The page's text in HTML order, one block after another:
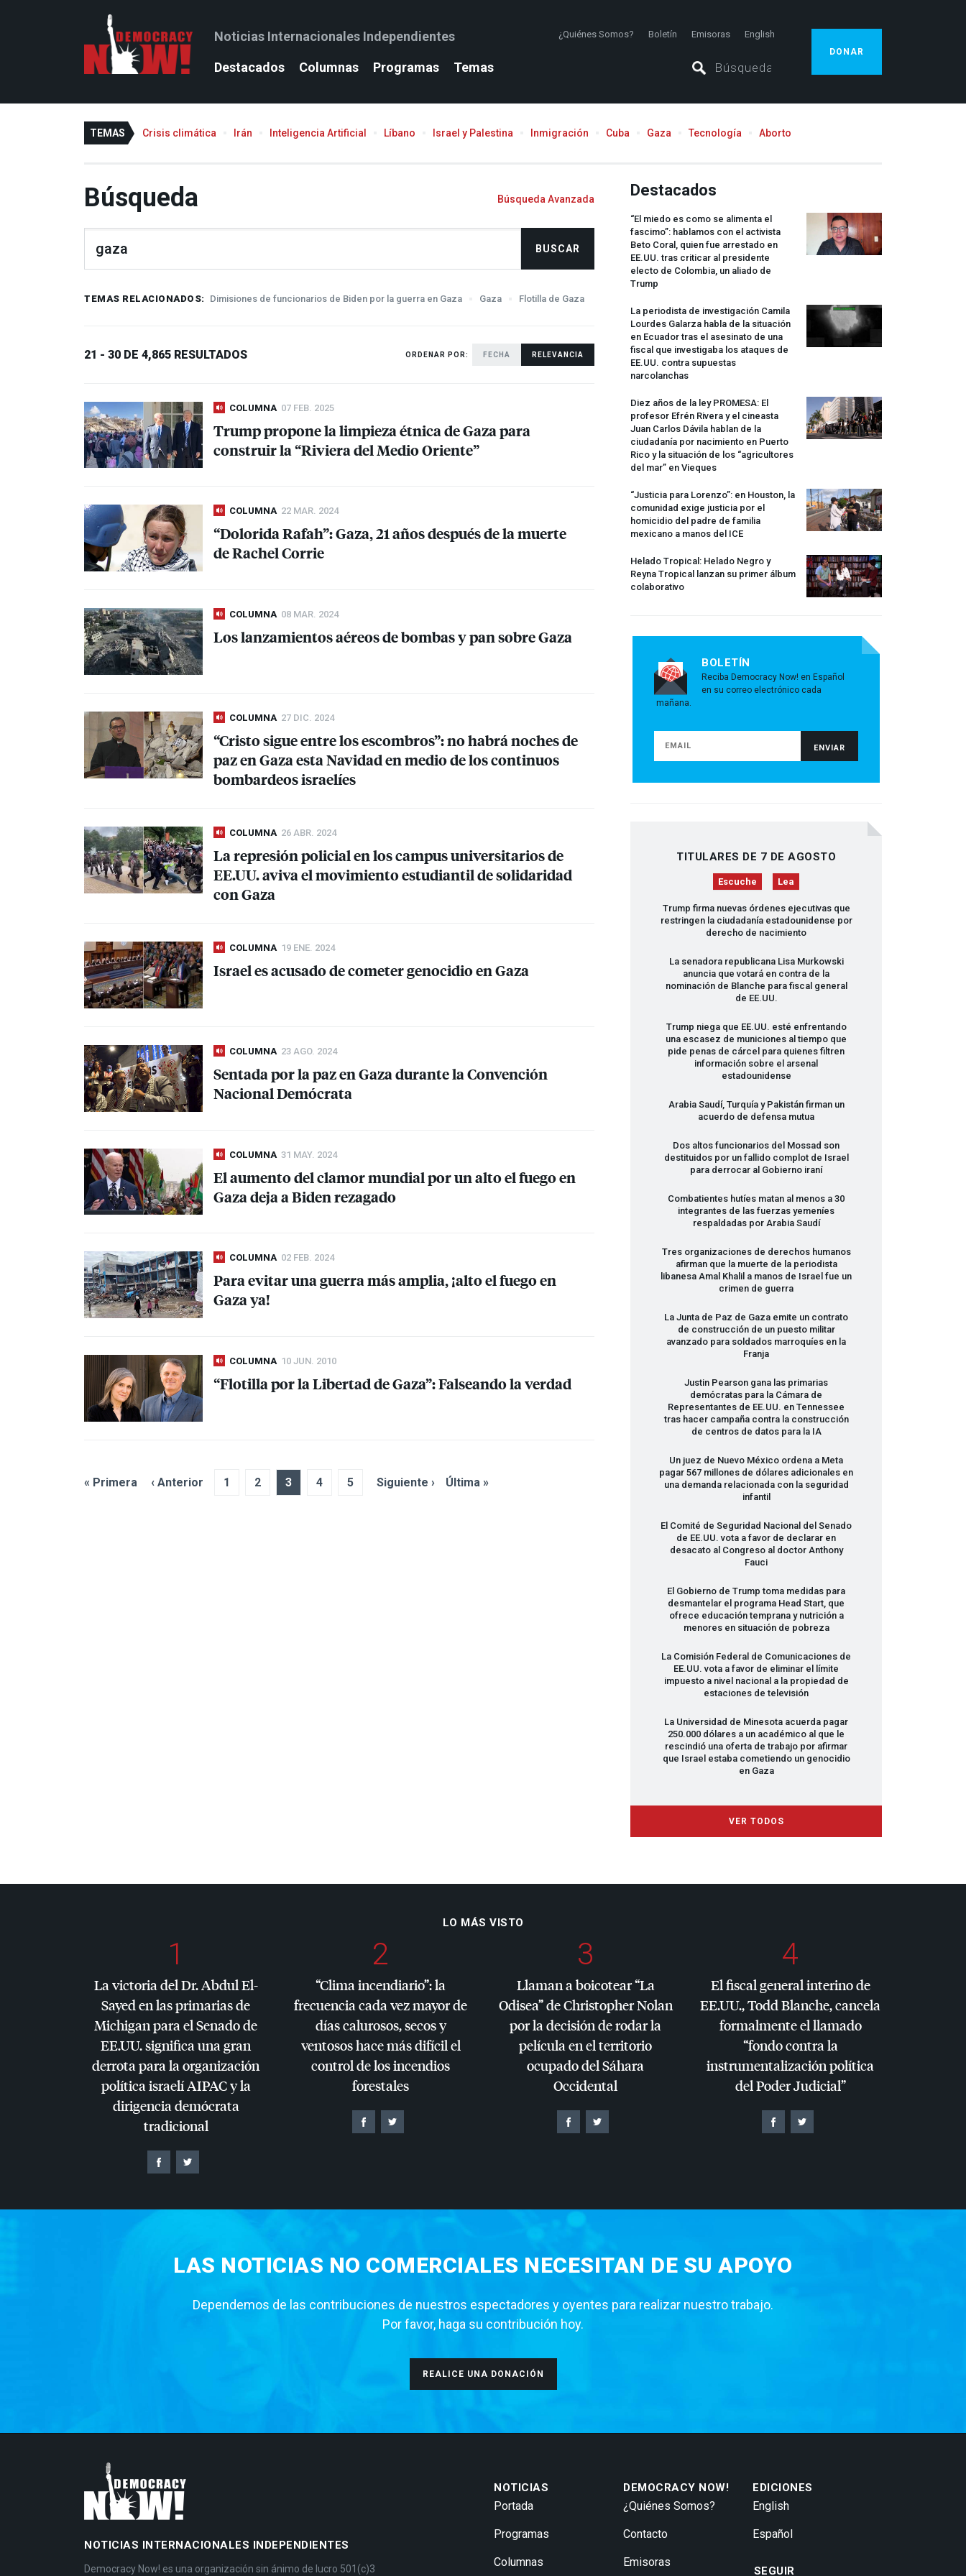
Noticias Internacionales Independientes ¿Quiénes Somos? Boletín Emisoras English
Destacados Columnas Programas Temas
DONAR
TEMAS Crisis climática Irán Inteligencia Artificial Líbano Israel y Palestina Inmigración Cuba Gaza Tecnología Aborto
Búsqueda Búsqueda Avanzada
TEMAS RELACIONADOS Dimisiones de funcionarios de Biden por la guerra en Gaza Gaza Flotilla de Gaza
21 - 30 DE 4,865 RESULTADOS ORDENAR POR: FECHA RELEVANCIA
COLUMNA 07 FEB. 2025
Trump propone la limpieza étnica de Gaza para
construir la “Riviera del Medio Oriente”
COLUMNA 22 MAR. 2024
“Dolorida Rafah”: Gaza, 21 años después de la muerte
de Rachel Corrie
COLUMNA 08 MAR. 2024
Los lanzamientos aéreos de bombas y pan sobre Gaza
COLUMNA 27 DIC. 2024
“Cristo sigue entre los escombros”: no habrá noches de
paz en Gaza esta Navidad en medio de los continuos
bombardeos israelíes
COLUMNA 26 ABR. 2024
La represión policial en los campus universitarios de
EE.UU. aviva el movimiento estudiantil de solidaridad
con Gaza
COLUMNA 19 ENE. 2024
Israel es acusado de cometer genocidio en Gaza
COLUMNA 23 AGO. 2024
Sentada por la paz en Gaza durante la Convención
Nacional Demócrata
COLUMNA 31 MAY. 2024
El aumento del clamor mundial por un alto el fuego en
Gaza deja a Biden rezagado
COLUMNA 02 FEB. 2024
Para evitar una guerra más amplia, ¡alto el fuego en
Gaza ya!
COLUMNA 10 JUN. 2010
“Flotilla por la Libertad de Gaza”: Falseando la verdad
« Primera ‹ Anterior 1 2 3 4 5 Siguiente › Última »
Destacados
“El miedo es como se alimenta el
fascimo”: hablamos con el activista
Beto Coral, quien fue arrestado en
EE.UU. tras criticar al presidente
electo de Colombia, un aliado de
Trump
La periodista de investigación Camila
Lourdes Galarza habla de la situación
en Ecuador tras el asesinato de una
fiscal que investigaba los ataques de
EE.UU. contra supuestas
narcolanchas
Diez años de la ley PROMESA: El
profesor Efrén Rivera y el cineasta
Juan Carlos Dávila hablan de la
ciudadanía por nacimiento en Puerto
Rico y la situación de los “agricultores
del mar” en Vieques
“Justicia para Lorenzo”: en Houston, la
comunidad exige justicia por el
homicidio del padre de familia
mexicano a manos del ICE
Helado Tropical: Helado Negro y
Reyna Tropical lanzan su primer álbum
colaborativo
BOLETÍN
Reciba Democracy Now! en Español
en su correo electrónico cada
mañana.
TITULARES DE 7 DE AGOSTO
Escuche Lea
Trump firma nuevas órdenes ejecutivas que
restringen la ciudadanía estadounidense por
derecho de nacimiento
La senadora republicana Lisa Murkowski
anuncia que votará en contra de la
nominación de Blanche para fiscal general
de EE.UU.
Trump niega que EE.UU. esté enfrentando
una escasez de municiones al tiempo que
pide penas de cárcel para quienes filtren
información sobre el arsenal
estadounidense
Arabia Saudí, Turquía y Pakistán firman un
acuerdo de defensa mutua
Dos altos funcionarios del Mossad son
destituidos por un fallido complot de Israel
para derrocar al Gobierno iraní
Combatientes hutíes matan al menos a 30
integrantes de las fuerzas yemeníes
respaldadas por Arabia Saudí
Tres organizaciones de derechos humanos
afirman que la muerte de la periodista
libanesa Amal Khalil a manos de Israel fue un
crimen de guerra
La Junta de Paz de Gaza emite un contrato
de construcción de un puesto militar
avanzado para soldados marroquíes en la
Franja
Justin Pearson gana las primarias
demócratas para la Cámara de
Representantes de EE.UU. en Tennessee
tras hacer campaña contra la construcción
de centros de datos para la IA
Un juez de Nuevo México ordena a Meta
pagar 567 millones de dólares adicionales en
una demanda relacionada con la seguridad
infantil
El Comité de Seguridad Nacional del Senado
de EE.UU. vota a favor de declarar en
desacato al Congreso al doctor Anthony
Fauci
El Gobierno de Trump toma medidas para
desmantelar el programa Head Start, que
ofrece educación temprana y nutrición a
menores en situación de pobreza
La Comisión Federal de Comunicaciones de
EE.UU. vota a favor de eliminar el límite
impuesto a nivel nacional a la propiedad de
estaciones de televisión
La Universidad de Minesota acuerda pagar
250.000 dólares a un académico al que le
rescindió una oferta de trabajo por afirmar
que Israel estaba cometiendo un genocidio
en Gaza
VER TODOS
LO MÁS VISTO
1
La victoria del Dr. Abdul El-
Sayed en las primarias de
Michigan para el Senado de
EE.UU. significa una gran
derrota para la organización
política israelíAIPACy la
dirigencia demócrata
tradicional
2
“Clima incendiario”: la
frecuencia cada vez mayor de
días calurosos, secos y
ventosos hace más difícil el
control de los incendios
forestales
3
Llaman a boicotear “La
Odisea” de Christopher Nolan
por la decisión de rodar la
película en el territorio
ocupado del Sáhara
Occidental
4
El fiscal general interino de
EE.UU., Todd Blanche, cancela
formalmente el llamado
“fondo contra la
instrumentalización política
del Poder Judicial”
LAS NOTICIAS NO COMERCIALES NECESITAN DE SU APOYO
Dependemos de las contribuciones de nuestros espectadores y oyentes para realizar nuestro trabajo.
Por favor, haga su contribución hoy.
REALICE UNA DONACIÓN
NOTICIAS INTERNACIONALES INDEPENDIENTES
Democracy Now! es una organización sin ánimo de lucro 501(c)3
NOTICIAS
Portada
Programas
Columnas
DEMOCRACY NOW!
¿Quiénes Somos?
Contacto
Emisoras
EDICIONES
English
Español
SEGUIR